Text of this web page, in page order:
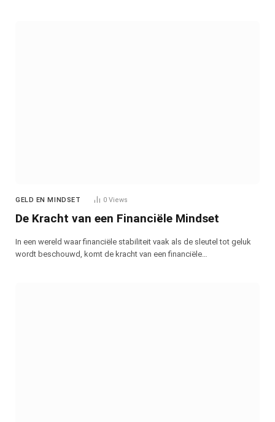
GELD EN MINDSET 0Views
De Kracht van een Financiële Mindset
In een wereld waar financiële stabiliteit vaak als de sleutel tot geluk
wordt beschouwd, komt de kracht van een financiële…